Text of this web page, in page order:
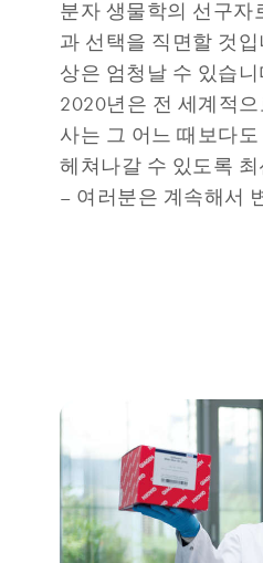
분자 생물학의 선구자
과 선택을 직면할 것
상은 엄청날 수 있습니
2020년은 전 세계적
사는 그 어느 때보다
헤쳐나갈 수 있도록
– 여러분은 계속해서